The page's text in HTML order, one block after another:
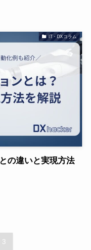
IT・DXコラム
の違いと実現方法
3